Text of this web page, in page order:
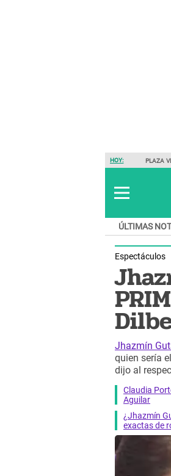
HOY: PLAZA
ÚLTIMAS
Espectáculos
Jhazmín
quien sería
dijo al
Claudia
Aguilar
¿Jhazmín
exactas de